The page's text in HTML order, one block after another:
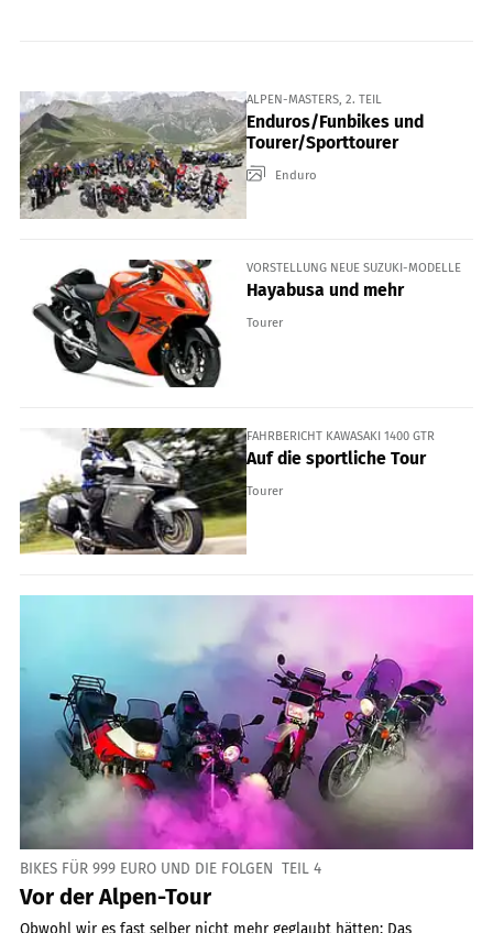
ALPEN-MASTERS, 2. TEIL
Enduros/Funbikes und
Tourer/Sporttourer
Enduro
VORSTELLUNG NEUE SUZUKI-MODELLE
Hayabusa und mehr
Tourer
FAHRBERICHT KAWASAKI 1400 GTR
Auf die sportliche Tour
Tourer
BIKES FÜR 999 EURO UND DIE FOLGEN  TEIL 4
Vor der Alpen-Tour
Obwohl wir es fast selber nicht mehr geglaubt hätten: Das